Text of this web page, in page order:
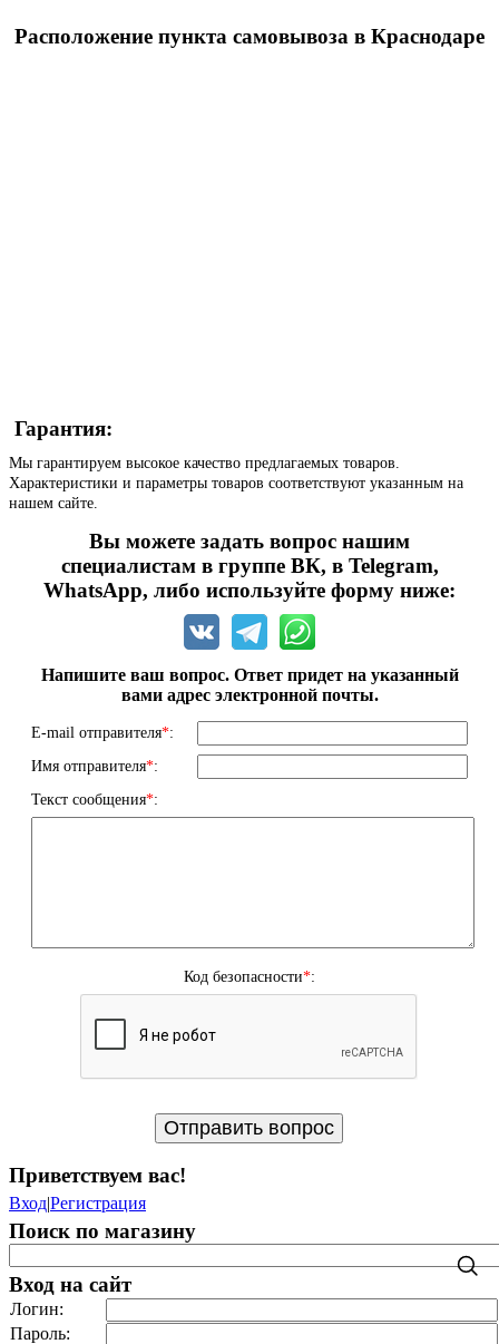
Расположение пункта самовывоза в Краснодаре
Гарантия:
Мы гарантируем высокое качество предлагаемых товаров.
Характеристики и параметры товаров соответствуют указанным на
нашем сайте.
Вы можете задать вопрос нашим
специалистам в группе ВК, в Telegram,
WhatsApp, либо используйте форму ниже:
Напишите ваш вопрос. Ответ придет на указанный
вами адрес электронной почты.
E-mail отправителя*:
Имя отправителя*:
Текст сообщения*:
Код безопасности*:
Приветствуем вас!
Вход|Регистрация
Поиск по магазину
Вход на сайт
Логин:
Пароль: